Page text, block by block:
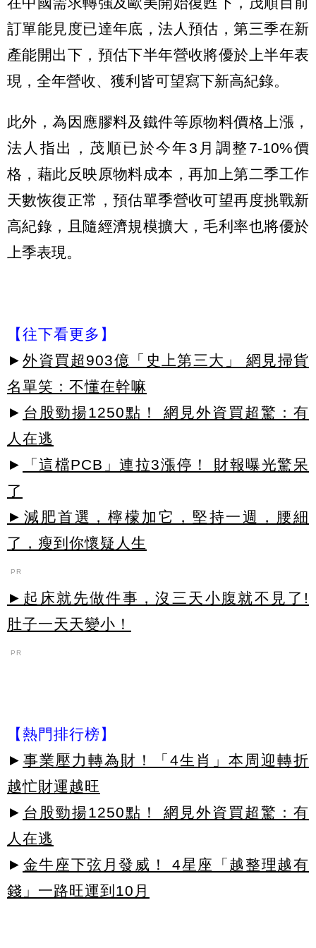
訂單能見度已達年底，法人預估，第三季在新
產能開出下，預估下半年營收將優於上半年表
現，全年營收、獲利皆可望寫下新高紀錄。
此外，為因應膠料及鐵件等原物料價格上漲，
法人指出，茂順已於今年3月調整7-10%價
格，藉此反映原物料成本，再加上第二季工作
天數恢復正常，預估單季營收可望再度挑戰新
高紀錄，且隨經濟規模擴大，毛利率也將優於
上季表現。
【往下看更多】
► 外資買超903億「史上第三大」 網見掃貨
名單笑：不懂在幹嘛
► 台股勁揚1250點！ 網見外資買超驚：有
人在逃
►
「這檔PCB」連拉3漲停！ 財報曝光驚呆
了
►減肥首選，檸檬加它，堅持一週，腰細
了，瘦到你懷疑人生
PR
►起床就先做件事，沒三天小腹就不見了!
肚子一天天變小！
PR
【熱門排行榜】
► 事業壓力轉為財！「4生肖」本周迎轉折
越忙財運越旺
► 台股勁揚1250點！ 網見外資買超驚：有
人在逃
► 金牛座下弦月發威！ 4星座「越整理越有
錢」一路旺運到10月